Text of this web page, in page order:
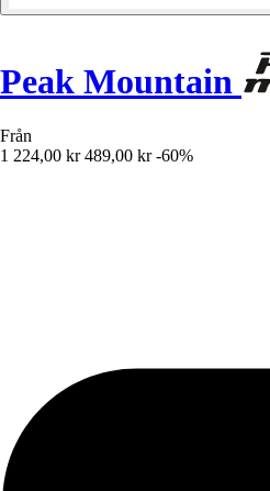
Peak Mountain
Från
1 224,00 kr 489,00 kr -60%